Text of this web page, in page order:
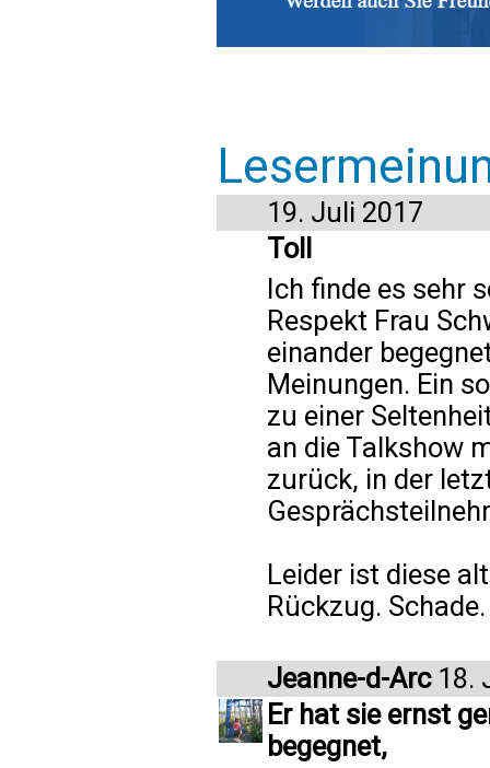
19. Juli 2017
Toll
Ich finde es sehr
Respekt Frau
einander
Meinungen. Ein
zu einer
an die Talkshow
zurück, in der
Leider ist diese
Rückzug. Schade.
Jeanne-d-Arc18.
Er hat sie ernst
begegnet,